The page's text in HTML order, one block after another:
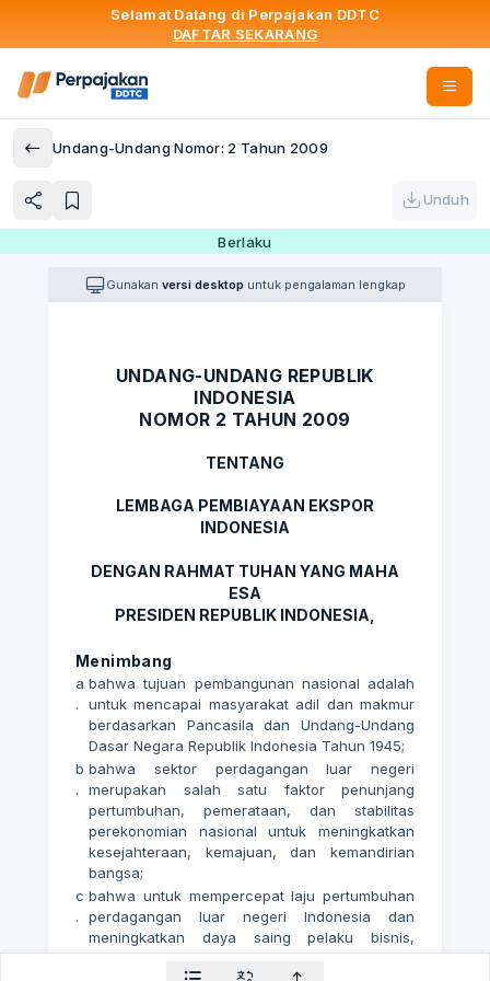
Selamat Datang di Perpajakan DDTC
DAFTAR SEKARANG
Undang-Undang Nomor: 2 Tahun 2009
Unduh
Berlaku
Gunakan versi desktop untuk pengalaman lengkap
UNDANG-UNDANG REPUBLIK
INDONESIA
NOMOR 2 TAHUN 2009
TENTANG
LEMBAGA PEMBIAYAAN EKSPOR
INDONESIA
DENGAN RAHMAT TUHAN YANG MAHA
ESA
PRESIDEN REPUBLIK INDONESIA,
Menimbang
a
.
bahwa tujuan pembangunan nasional adalah
untuk mencapai masyarakat adil dan makmur
berdasarkan Pancasila dan Undang-Undang
Dasar Negara Republik Indonesia Tahun 1945;
b
.
bahwa sektor perdagangan luar negeri
merupakan salah satu faktor penunjang
pertumbuhan, pemerataan, dan stabilitas
perekonomian nasional untuk meningkatkan
kesejahteraan, kemajuan, dan kemandirian
bangsa;
c
.
bahwa untuk mempercepat laju pertumbuhan
perdagangan luar negeri Indonesia dan
meningkatkan daya saing pelaku bisnis,
diperlukan suatu lembaga pembiayaan